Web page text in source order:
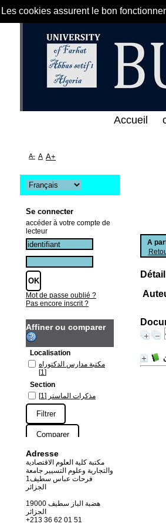
Les cookies assurent le bon
الخط المباشر لمكتبة كلية
A
Accueil
A- A A+
Se connecter
accéder à votre compte de
lecteur
Mot de passe oublié ?
Pas encore inscrit ?
Affiner ou comparer
Localisation
مكتبة مدارس الدكتوراه
[1]
Section
مذكرات الماستر [1]
Adresse
مكتبة كلية العلوم الاقتصادية
والتجارية وعلوم التسيير جامعة
فرحات عباس سطيف1
الجزائر
19000 هضبة الباز سطيف
+213 36 62 01 51